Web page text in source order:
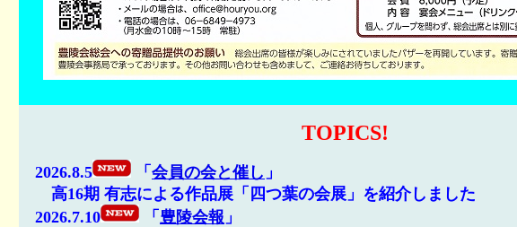
TOPICS!
2026.8.5 「 会員の会と催し 」
高16期 有志による作品展「四つ葉の会展」を紹介しました
2026.7.10
「 豊陵会報 」